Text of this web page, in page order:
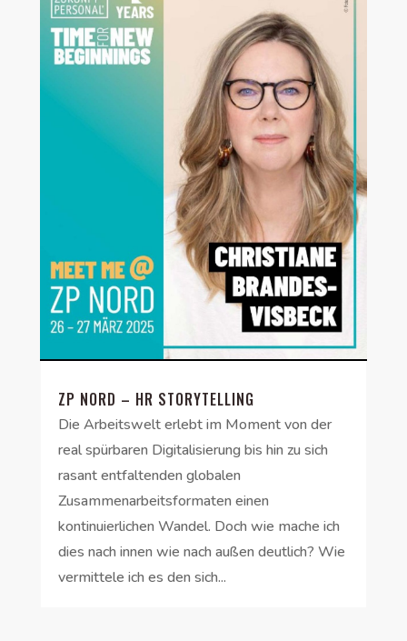
ZP NORD – HR STORYTELLING
Die Arbeitswelt erlebt im Moment von der
real spürbaren Digitalisierung bis hin zu sich
rasant entfaltenden globalen
Zusammenarbeitsformaten einen
kontinuierlichen Wandel. Doch wie mache ich
dies nach innen wie nach außen deutlich? Wie
vermittele ich es den sich...